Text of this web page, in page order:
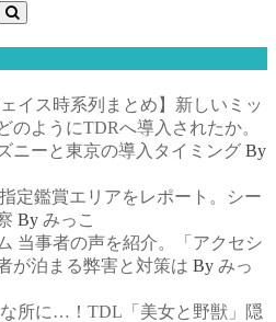
イス時系列まとめ】新しいミッ
のようにTDRへ導入されたか。
ニーと東京の導入タイミング By
定鑑賞エリアをレポート。シー
By みっこ
当事者の声を紹介。「アクセシ
が泊まる弊害と対策は By みっ
な所に…！TDL「美女と野獣」隠